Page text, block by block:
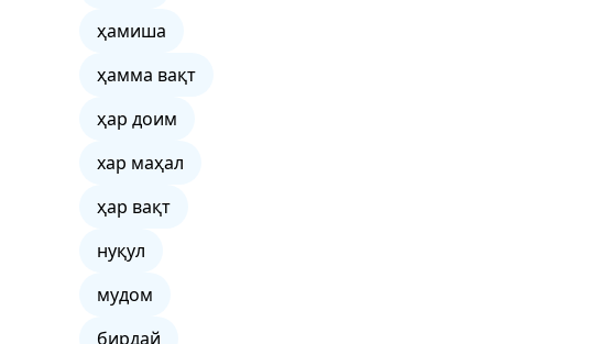
ҳамиша
ҳамма вақт
ҳар доим
хар маҳал
ҳар вақт
нуқул
мудом
бирдай